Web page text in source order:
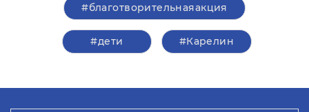
#благотворительнаяакция
#дети #Карелин